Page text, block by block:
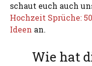
schaut euch auch
Hochzeit Sprüche:
Ideen an.
Wie hat